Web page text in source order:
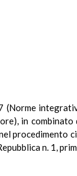
in
procedimento
n. 1,